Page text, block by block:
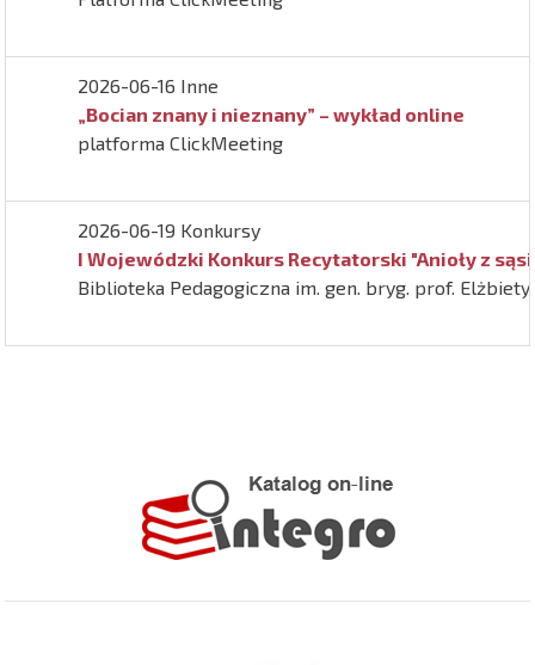
2026-06-16 Inne
„Bocian znany i nieznany” – wykład online
platforma ClickMeeting
2026-06-19 Konkursy
I Wojewódzki Konkurs Recytatorski "Anioły z
Biblioteka Pedagogiczna im. gen. bryg. prof.